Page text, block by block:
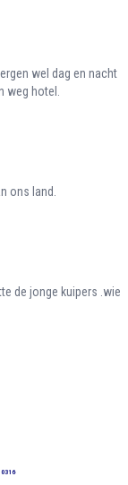
wel dag en nacht
weg hotel.
ons land.
de jonge kuipers .wie